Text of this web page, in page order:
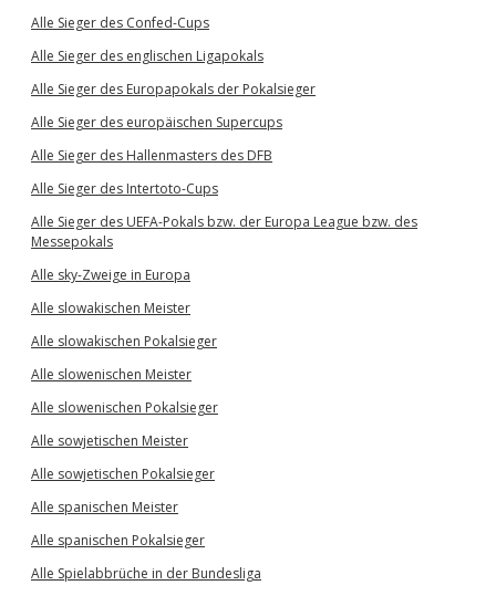
Alle Sieger des Confed-Cups
Alle Sieger des englischen Ligapokals
Alle Sieger des Europapokals der Pokalsieger
Alle Sieger des europäischen Supercups
Alle Sieger des Hallenmasters des DFB
Alle Sieger des Intertoto-Cups
Alle Sieger des UEFA-Pokals bzw. der Europa League bzw. des
Messepokals
Alle sky-Zweige in Europa
Alle slowakischen Meister
Alle slowakischen Pokalsieger
Alle slowenischen Meister
Alle slowenischen Pokalsieger
Alle sowjetischen Meister
Alle sowjetischen Pokalsieger
Alle spanischen Meister
Alle spanischen Pokalsieger
Alle Spielabbrüche in der Bundesliga